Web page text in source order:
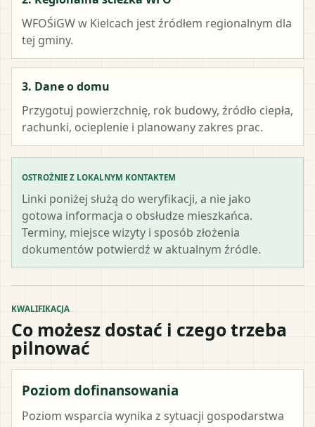
WFOŚiGW w Kielcach jest źródłem regionalnym dla
tej gminy.
3. Dane o domu
Przygotuj powierzchnię, rok budowy, źródło ciepła,
rachunki, ocieplenie i planowany zakres prac.
OSTROŻNIE Z LOKALNYM KONTAKTEM
Linki poniżej służą do weryfikacji, a nie jako
gotowa informacja o obsłudze mieszkańca.
Terminy, miejsce wizyty i sposób złożenia
dokumentów potwierdź w aktualnym źródle.
KWALIFIKACJA
Co możesz dostać i czego trzeba
pilnować
Poziom dofinansowania
Poziom wsparcia wynika z sytuacji gospodarstwa